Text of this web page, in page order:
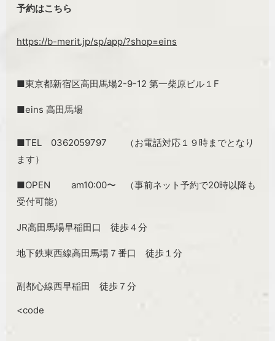
予約はこちら
https://b-merit.jp/sp/app/?shop=eins
■東京都新宿区高田馬場2-9-12 第一柴原ビル１F
■eins 高田馬場
■TEL 0362059797 （お電話対応１９時までとなり
ます）
■OPEN am10:00〜 （事前ネット予約で20時以降も
受付可能）
JR高田馬場早稲田口 徒歩４分
地下鉄東西線高田馬場７番口 徒歩１分
副都心線西早稲田 徒歩７分
<code